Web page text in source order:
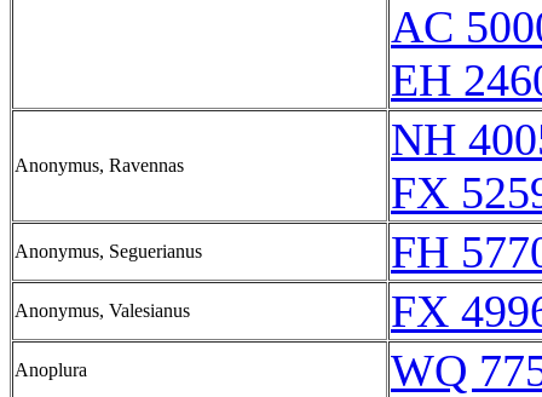
AC
EH
Anonymus, Ravennas
NH
FX
Anonymus, Seguerianus FH
Anonymus, Valesianus FX
Anoplura WQ